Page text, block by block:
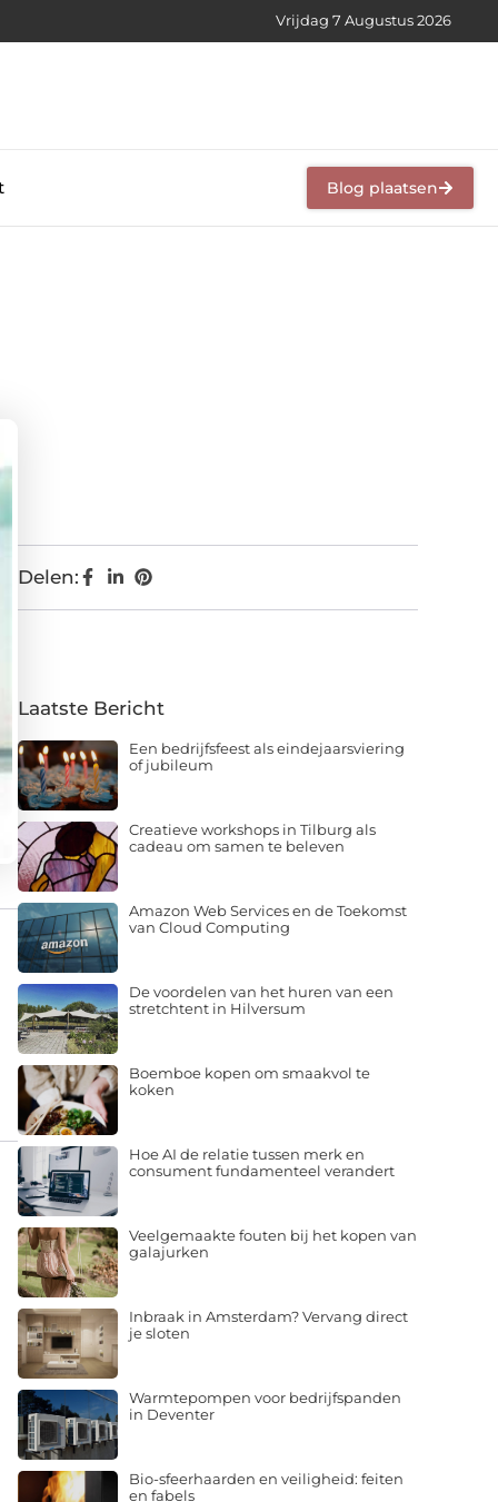
Vrijdag 7 Augustus 2026
Blog plaatsen
Delen:
Laatste Bericht
Een bedrijfsfeest als eindejaarsviering
of jubileum
Creatieve workshops in Tilburg als
cadeau om samen te beleven
Amazon Web Services en de Toekomst
van Cloud Computing
De voordelen van het huren van een
stretchtent in Hilversum
Boemboe kopen om smaakvol te
koken
Hoe AI de relatie tussen merk en
consument fundamenteel verandert
Veelgemaakte fouten bij het kopen van
galajurken
Inbraak in Amsterdam? Vervang direct
je sloten
Warmtepompen voor bedrijfspanden
in Deventer
Bio-sfeerhaarden en veiligheid: feiten
en fabels